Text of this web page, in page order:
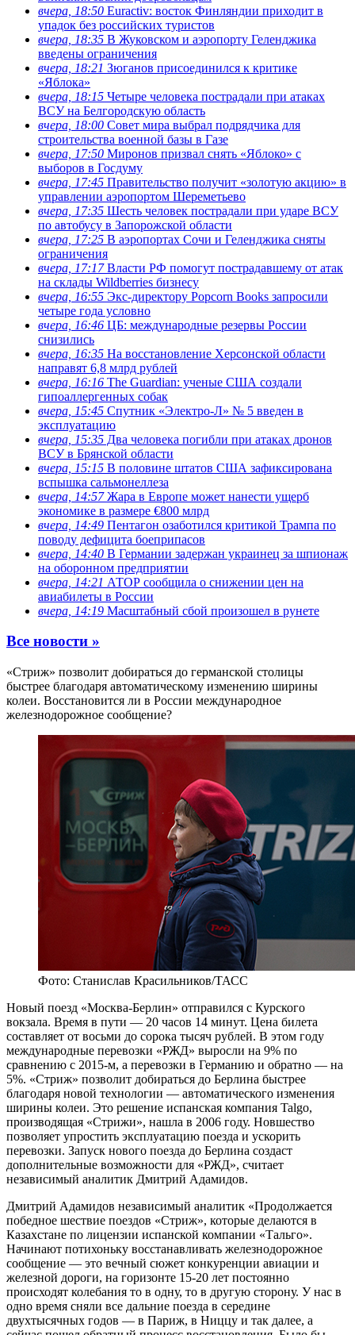
вчера, 18:50 Euractiv: восток Финляндии приходит в
упадок без российских туристов
вчера, 18:35 В Жуковском и аэропорту Геленджика
введены ограничения
вчера, 18:21 Зюганов присоединился к критике
«Яблока»
вчера, 18:15 Четыре человека пострадали при атаках
ВСУ на Белгородскую область
вчера, 18:00 Совет мира выбрал подрядчика для
строительства военной базы в Газе
вчера, 17:50 Миронов призвал снять «Яблоко» с
выборов в Госдуму
вчера, 17:45 Правительство получит «золотую акцию» в
управлении аэропортом Шереметьево
вчера, 17:35 Шесть человек пострадали при ударе ВСУ
по автобусу в Запорожской области
вчера, 17:25 В аэропортах Сочи и Геленджика сняты
ограничения
вчера, 17:17Власти РФ помогут пострадавшему от атак
на склады Wildberries бизнесу
вчера, 16:55 Экс-директору Popcorn Books запросили
четыре года условно
вчера, 16:46 ЦБ: международные резервы России
снизились
вчера, 16:35 На восстановление Херсонской области
направят 6,8 млрд рублей
вчера, 16:16 The Guardian: ученые США создали
гипоаллергенных собак
вчера, 15:45 Спутник «Электро-Л» № 5 введен в
эксплуатацию
вчера, 15:35 Два человека погибли при атаках дронов
ВСУ в Брянской области
вчера, 15:15 В половине штатов США зафиксирована
вспышка сальмонеллеза
вчера, 14:57Жара в Европе может нанести ущерб
экономике в размере €800 млрд
вчера, 14:49 Пентагон озаботился критикой Трампа по
поводу дефицита боеприпасов
вчера, 14:40 В Германии задержан украинец за шпионаж
на оборонном предприятии
вчера, 14:21 АТОР сообщила о снижении цен на
авиабилеты в России
вчера, 14:19 Масштабный сбой произошел в рунете
Все новости »
«Стриж» позволит добираться до германской столицы
быстрее благодаря автоматическому изменению ширины
колеи. Восстановится ли в России международное
железнодорожное сообщение?
Фото: Станислав Красильников/ТАСС
Новый поезд «Москва-Берлин» отправился с Курского
вокзала. Время в пути — 20 часов 14 минут. Цена билета
составляет от восьми до сорока тысяч рублей. В этом году
международные перевозки «РЖД» выросли на 9% по
сравнению с 2015-м, а перевозки в Германию и обратно — на
5%. «Стриж» позволит добираться до Берлина быстрее
благодаря новой технологии — автоматического изменения
ширины колеи. Это решение испанская компания Talgo,
производящая «Стрижи», нашла в 2006 году. Новшество
позволяет упростить эксплуатацию поезда и ускорить
перевозки. Запуск нового поезда до Берлина создаст
дополнительные возможности для «РЖД», считает
независимый аналитик Дмитрий Адамидов.
Дмитрий Адамидов независимый аналитик «Продолжается
победное шествие поездов «Стриж», которые делаются в
Казахстане по лицензии испанской компании «Тальго».
Начинают потихоньку восстанавливать железнодорожное
сообщение — это вечный сюжет конкуренции авиации и
железной дороги, на горизонте 15-20 лет постоянно
происходят колебания то в одну, то в другую сторону. У нас в
одно время сняли все дальние поезда в середине
двухтысячных годов — в Париж, в Ниццу и так далее, а